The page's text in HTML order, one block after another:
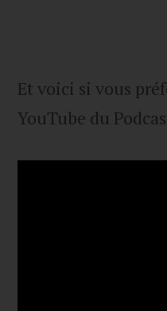
Et voici si vous
YouTube du